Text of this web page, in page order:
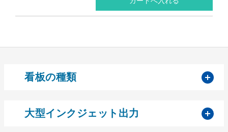
看板の種類
大型インクジェット出力